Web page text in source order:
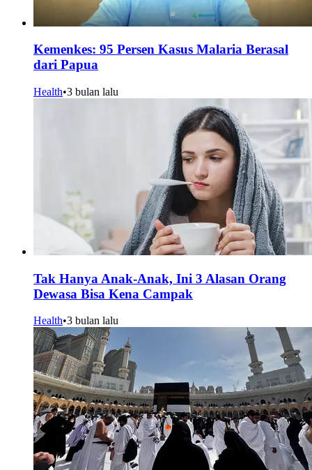
Kemenkes: 95 Persen Kasus Malaria Berasal
dari Papua
Health•3 bulan lalu
Tak Hanya Anak-Anak, Ini 3 Alasan Orang
Dewasa Bisa Kena Campak
Health•3 bulan lalu